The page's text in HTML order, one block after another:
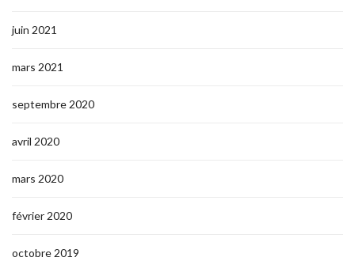
juin 2021
mars 2021
septembre 2020
avril 2020
mars 2020
février 2020
octobre 2019